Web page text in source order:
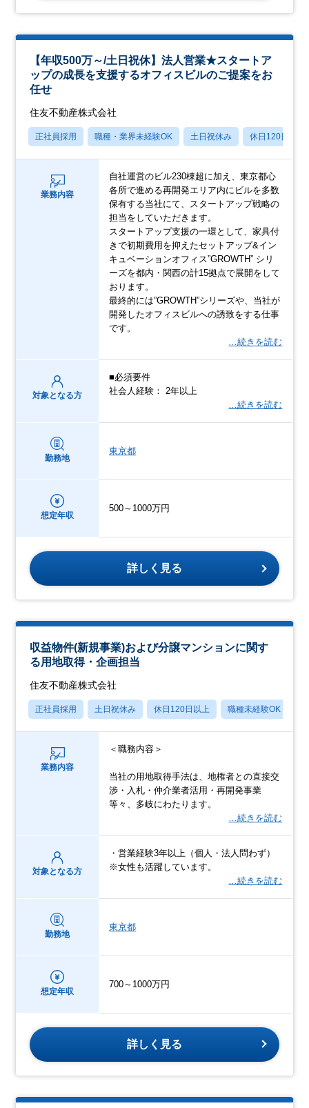
【年収500万～/土日祝休】法人営業★スタートア
ップの成長を支援するオフィスビルのご提案をお
任せ
住友不動産株式会社
正社員採用 職種・業界未経験OK 土日祝休み 休日120日以上
業務内容
自社運営のビル230棟超に加え、東京都心
各所で進める再開発エリア内にビルを多数
保有する当社にて、スタートアップ戦略の
担当をしていただきます。
スタートアップ支援の一環として、家具付
きで初期費用を抑えたセットアップ&イン
キュベーションオフィス”GROWTH” シリ
ーズを都内・関西の計15拠点で展開をして
おります。
最終的には”GROWTH”シリーズや、当社が
開発したオフィスビルへの誘致をする仕事
です。
…続きを読む
対象となる方
■必須要件
社会人経験： 2年以上
…続きを読む
勤務地
東京都
想定年収
500～1000万円
詳しく見る
収益物件(新規事業)および分譲マンションに関す
る用地取得・企画担当
住友不動産株式会社
正社員採用 土日祝休み 休日120日以上 職種未経験OK
業務内容
＜職務内容＞
当社の用地取得手法は、地権者との直接交
渉・入札・仲介業者活用・再開発事業
等々、多岐にわたります。
…続きを読む
対象となる方
・営業経験3年以上（個人・法人問わず）
※女性も活躍しています。
…続きを読む
勤務地
東京都
想定年収
700～1000万円
詳しく見る